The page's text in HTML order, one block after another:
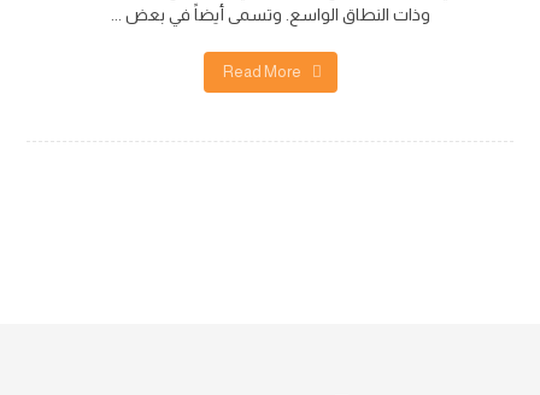
وذات النطاق الواسع. وتسمى أيضاً في بعض ...
Read More